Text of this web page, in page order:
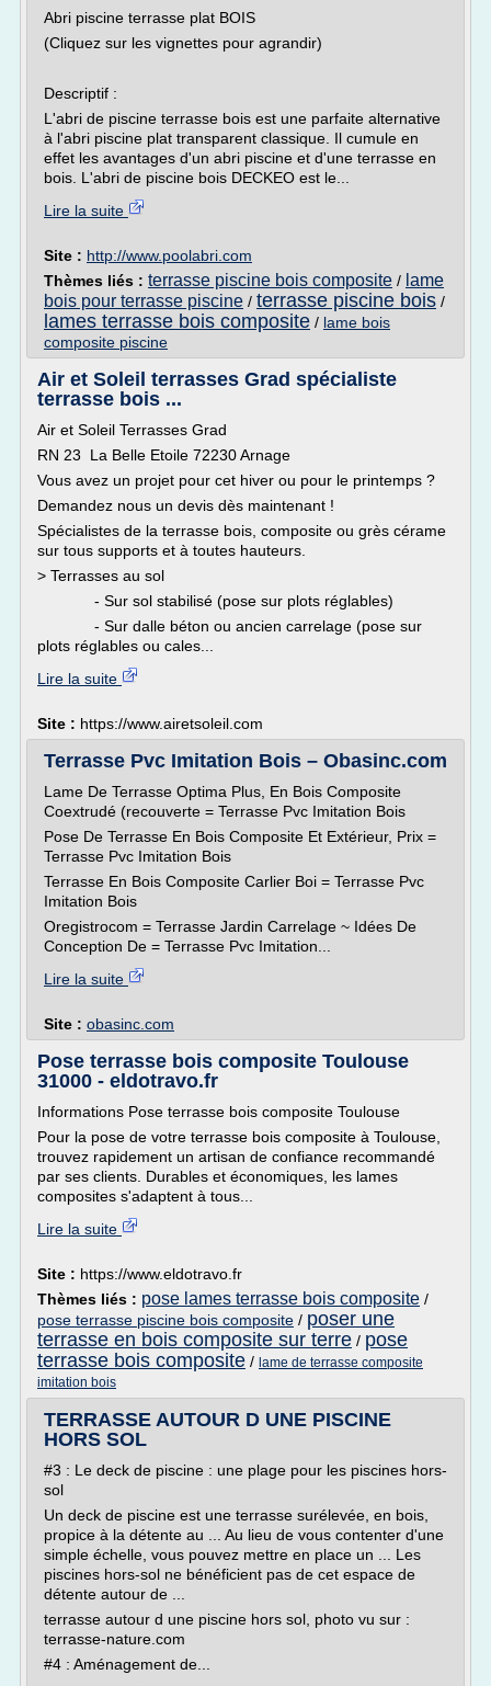
Abri piscine terrasse plat BOIS
(Cliquez sur les vignettes pour agrandir)
Descriptif :
L'abri de piscine terrasse bois est une parfaite alternative
à l'abri piscine plat transparent classique. Il cumule en
effet les avantages d'un abri piscine et d'une terrasse en
bois. L'abri de piscine bois DECKEO est le...
Lire la suite
Site : http://www.poolabri.com
Thèmes liés : terrasse piscine bois composite / lame
bois pour terrasse piscine / terrasse piscine bois /
lames terrasse bois composite / lame bois
composite piscine
Air et Soleil terrasses Grad spécialiste
terrasse bois ...
Air et Soleil Terrasses Grad
RN 23 La Belle Etoile 72230 Arnage
Vous avez un projet pour cet hiver ou pour le printemps ?
Demandez nous un devis dès maintenant !
Spécialistes de la terrasse bois, composite ou grès cérame
sur tous supports et à toutes hauteurs.
> Terrasses au sol
- Sur sol stabilisé (pose sur plots réglables)
- Sur dalle béton ou ancien carrelage (pose sur
plots réglables ou cales...
Lire la suite
Site : https://www.airetsoleil.com
Terrasse Pvc Imitation Bois – Obasinc.com
Lame De Terrasse Optima Plus, En Bois Composite
Coextrudé (recouverte = Terrasse Pvc Imitation Bois
Pose De Terrasse En Bois Composite Et Extérieur, Prix =
Terrasse Pvc Imitation Bois
Terrasse En Bois Composite Carlier Boi = Terrasse Pvc
Imitation Bois
Oregistrocom = Terrasse Jardin Carrelage ~ Idées De
Conception De = Terrasse Pvc Imitation...
Lire la suite
Site : obasinc.com
Pose terrasse bois composite Toulouse
31000 - eldotravo.fr
Informations Pose terrasse bois composite Toulouse
Pour la pose de votre terrasse bois composite à Toulouse,
trouvez rapidement un artisan de confiance recommandé
par ses clients. Durables et économiques, les lames
composites s'adaptent à tous...
Lire la suite
Site : https://www.eldotravo.fr
Thèmes liés : pose lames terrasse bois composite /
pose terrasse piscine bois composite / poser une
terrasse en bois composite sur terre / pose
terrasse bois composite / lame de terrasse composite
imitation bois
TERRASSE AUTOUR D UNE PISCINE
HORS SOL
#3 : Le deck de piscine : une plage pour les piscines hors-
sol
Un deck de piscine est une terrasse surélevée, en bois,
propice à la détente au ... Au lieu de vous contenter d'une
simple échelle, vous pouvez mettre en place un ... Les
piscines hors-sol ne bénéficient pas de cet espace de
détente autour de ...
terrasse autour d une piscine hors sol, photo vu sur :
terrasse-nature.com
#4 : Aménagement de...